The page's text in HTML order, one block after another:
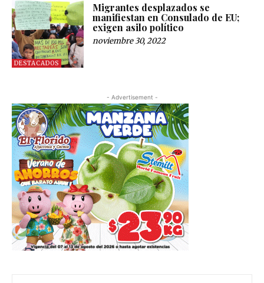
DESTACADOS
Migrantes desplazados se
manifiestan en Consulado de EU;
exigen asilo político
noviembre 30, 2022
- Advertisement -